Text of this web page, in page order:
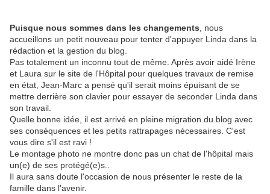
Puisque nous sommes dans les changements , nous
accueillons un petit nouveau pour tenter d'appuyer Linda dans la
rédaction et la gestion du blog.
Pas totalement un inconnu tout de même. Après avoir aidé Irène
et Laura sur le site de l'Hôpital pour quelques travaux de remise
en état, Jean-Marc a pensé qu'il serait moins épuisant de se
mettre derrière son clavier pour essayer de seconder Linda dans
son travail.
Quelle bonne idée, il est arrivé en pleine migration du blog avec
ses conséquences et les petits rattrapages nécessaires. C'est
vous dire s'il est ravi !
Le montage photo ne montre donc pas un chat de l'hôpital mais
un(e) de ses protégé(e)s..
Il aura sans doute l'occasion de nous présenter le reste de la
famille dans l'avenir.